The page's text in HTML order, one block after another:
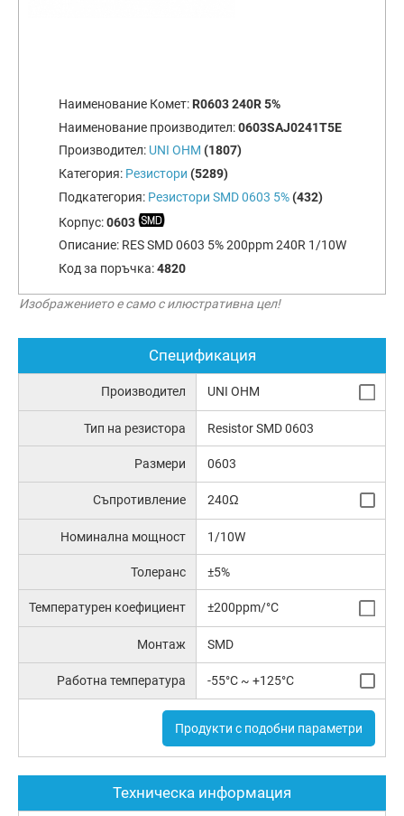
Наименование Комет: R0603 240R 5%
Наименование производител:0603SAJ0241T5E
Производител: UNI OHM (1807)
Категория: Резистори (5289)
Подкатегория: Резистори SMD 0603 5% (432)
Корпус:0603
Описание: RES SMD 0603 5% 200ppm 240R 1/10W
Код за поръчка:4820
Изображението е само с илюстративна цел!
Спецификация
Производител UNI OHM
Тип на резистора Resistor SMD 0603
Размери 0603
Съпротивление 240Ω
Номинална мощност 1/10W
Толеранс ±5%
Температурен коефициент ±200ppm/°C
Монтаж SMD
Работна температура -55°C ~ +125°C
Продукти с подобни параметри
Техническа информация